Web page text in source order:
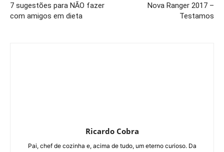
7 sugestões para NÃO fazer
com amigos em dieta
Nova Ranger 2017 –
Testamos
Ricardo Cobra
Pai, chef de cozinha e, acima de tudo, um eterno curioso. Da